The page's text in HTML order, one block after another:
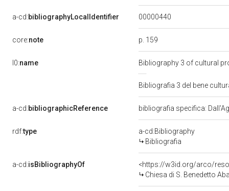
a-cd:bibliographyLocalIdentifier 00000440
core:note p. 159
l0:name Bibliography 3 of cultural
Bibliografia 3 del bene
a-cd:bibliographicReference bibliografia specifica:
rdf:type
a-cd:Bibliography
Bibliografia
a-cd:isBibliographyOf
<https://w3id.org/arco/
Chiesa di S. Benedetto